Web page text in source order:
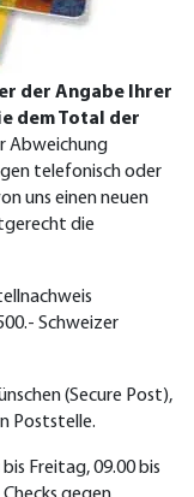
der Angabe Ihrer
dem Total der
Abweichung
telefonisch oder
uns einen neuen
die
Schweizer
(Secure Post),
Poststelle.
Freitag, 09.00 bis